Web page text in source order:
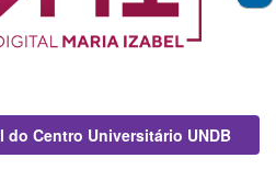
Centro Universitário UNDB